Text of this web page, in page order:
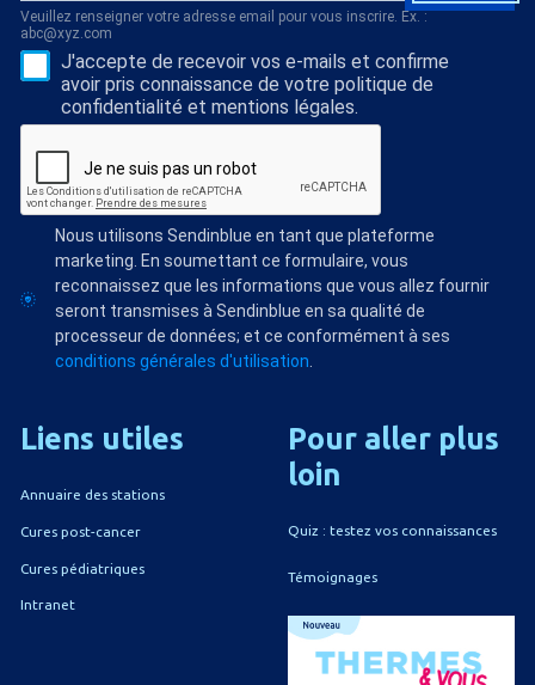
Veuillez renseigner votre adresse email pour vous inscrire. Ex. :
abc@xyz.com
J'accepte de recevoir vos e-mails et confirme
avoir pris connaissance de votre politique de
confidentialité et mentions légales.
Nous utilisons Sendinblue en tant que plateforme
marketing. En soumettant ce formulaire, vous
reconnaissez que les informations que vous allez fournir
seront transmises à Sendinblue en sa qualité de
processeur de données; et ce conformément à ses
conditions générales d'utilisation.
Liens utiles
Annuaire des stations
Cures post-cancer
Cures pédiatriques
Intranet
Pour aller plus
loin
Quiz : testez vos connaissances
Témoignages